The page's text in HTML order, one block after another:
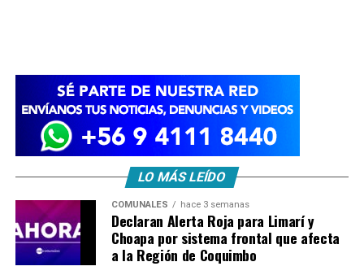
LO MÁS LEÍDO
COMUNALES hace 3 semanas
Declaran Alerta Roja para Limarí y
Choapa por sistema frontal que afecta
a la Región de Coquimbo